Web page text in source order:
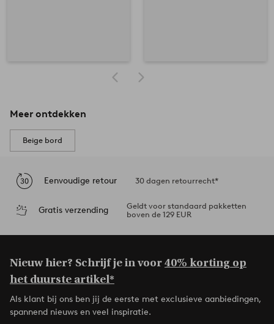
Meer ontdekken
Beige bord
Eenvoudige retour 30 dagen retourrecht*
Gratis verzending
Geldt voor standaard pakketten
boven de 129 EUR
Nieuw hier? Schrijf je in voor40% korting op
het duurste artikel*
Als klant bij ons ben jij de eerste met exclusieve aanbiedingen,
spannend nieuws en veel inspiratie.